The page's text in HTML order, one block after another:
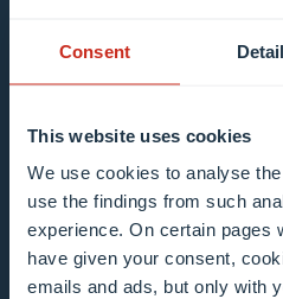
Consent
This website uses cookies
We use cookies to analyse
use the findings from such
experience. On certain pages
have given your consent,
emails and ads, but only with
Beispiel: contact@uni.lu